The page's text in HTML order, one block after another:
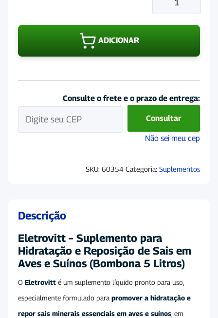
Lavizoo
5
ADICIONAR
Consulte o frete e o prazo de entrega:
Consultar
Não sei meu cep
SKU: 60354 Categoria: Suplementos
Descrição
Eletrovitt – Suplemento para
Hidratação e Reposição de Sais em
Aves e Suínos (Bombona 5 Litros)
O Eletrovitt é um suplemento líquido pronto para uso,
especialmente formulado para promover a hidratação e
repor sais minerais essenciais em aves e suínos , em